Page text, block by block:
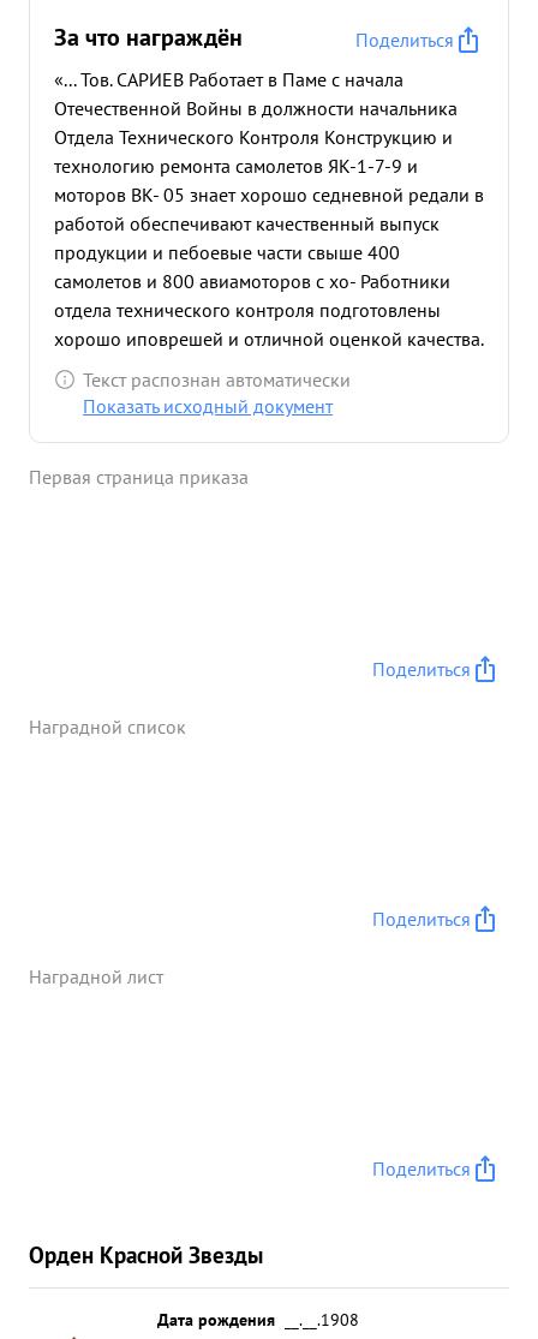
За что награждён
Поделиться
«... Тов. САРИЕВ Работает в Паме с начала
Отечественной Войны в должности начальника
Отдела Технического Контроля Конструкцию и
технологию ремонта самолетов ЯК-1-7-9 и
моторов ВК- 05 знает хорошо седневной редали в
работой обеспечивают качественный выпуск
продукции и пебоевые части свыше 400
самолетов и 800 авиамоторов с хо- Работники
отдела технического контроля подготовлены
хорошо иповрешей и отличной оценкой качества.
Своевременный контроль за технологическим
процессом производе ства в установленные
самолетам и моторам на 147%. За умелое
Текст распознан автоматически
Показать исходный документ
Первая страница приказа
Поделиться
Наградной список
Поделиться
Наградной лист
Поделиться
Орден Красной Звезды
Дата рождения
__.__.1908